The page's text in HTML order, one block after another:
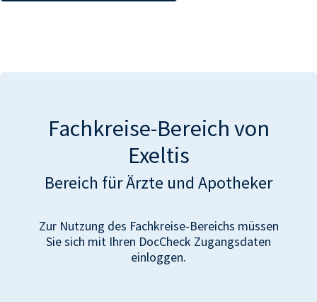
Fachkreise-Bereich von
Exeltis
Bereich für Ärzte und Apotheker
Zur Nutzung des Fachkreise-Bereichs müssen
Sie sich mit Ihren DocCheck Zugangsdaten
einloggen.